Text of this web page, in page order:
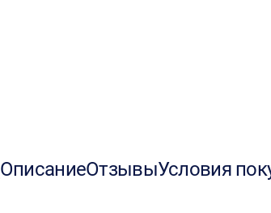
ОписаниеОтзывыУсловия